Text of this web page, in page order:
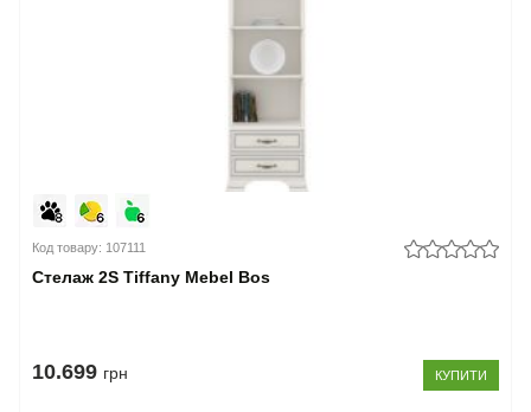
Код товару: 107111
Стелаж 2S Tiffany Mebel Bos
10.699 грн КУПИТИ